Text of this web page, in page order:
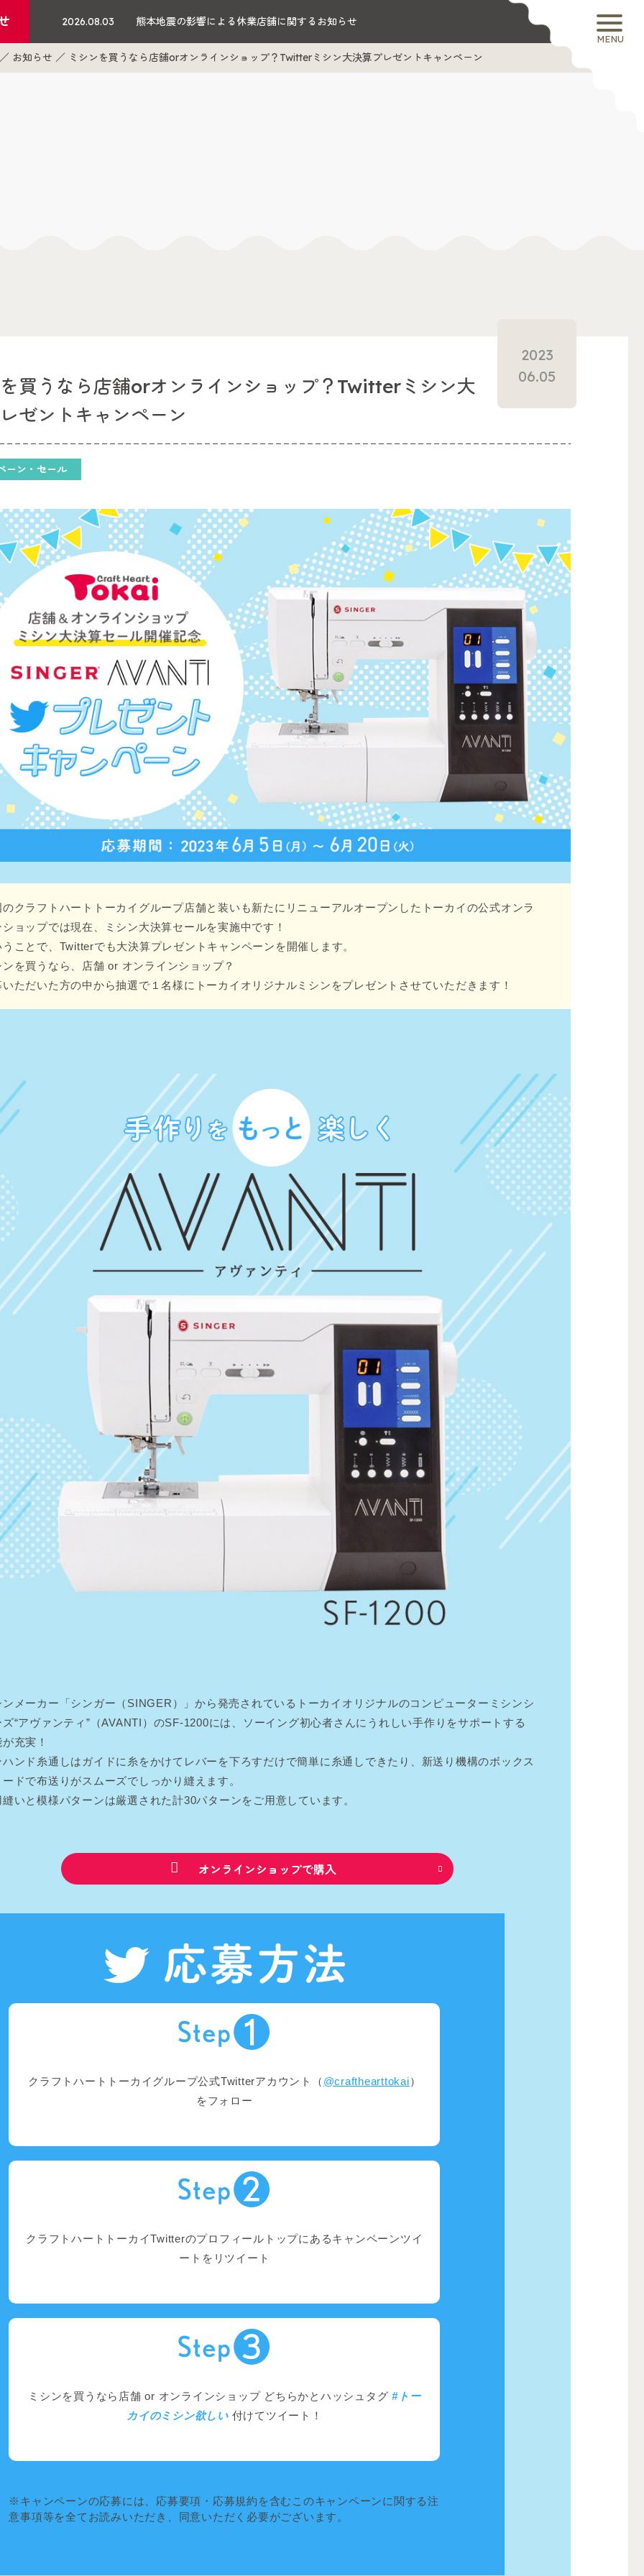
MENU
2026.08.03 熊本地震の影響による休業店舗に関するお知らせ
お知らせ ミシンを買うなら店舗orオンラインショップ？Twitterミシン大決算プレゼントキャンペーン
買うなら店舗orオンラインショップ？Twitterミシン大
ゼントキャンペーン
ーン・セール
2023
06.05
のクラフトハートトーカイグループ店舗と装いも新たにリニューアルオープンしたトーカイの公式オンラ
ショップでは現在、ミシン大決算セールを実施中です！
うことで、Twitterでも大決算プレゼントキャンペーンを開催します。
ンを買うなら、店舗 or オンラインショップ？
いただいた方の中から抽選で１名様にトーカイオリジナルミシンをプレゼントさせていただきます！
ンメーカー「シンガー（SINGER）」から発売されているトーカイオリジナルのコンピューターミシンシ
ズ“アヴァンティ”（AVANTI）のSF-1200には、ソーイング初心者さんにうれしい手作りをサポートする
充実！
ハンド糸通しはガイドに糸をかけてレバーを下ろすだけで簡単に糸通しできたり、新送り機構のボックス
ドで布送りがスムーズでしっかり縫えます。
縫いと模様パターンは厳選された計30パターンをご用意しています。
オンラインショップで購入
クラフトハートトーカイグループ公式Twitterアカウント（ @crafthearttokai）
をフォロー
クラフトハートトーカイTwitterのプロフィールトップにあるキャンペーンツイ
ートをリツイート
ミシンを買うなら店舗 or オンラインショップ どちらかとハッシュタグ#トー
カイのミシン欲しい付けてツイート！
※キャンペーンの応募には、応募要項・応募規約を含むこのキャンペーンに関する注
意事項等を全てお読みいただき、同意いただく必要がございます。